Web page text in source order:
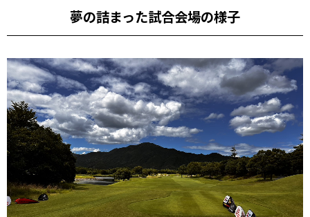
夢の詰まった試合会場の様子